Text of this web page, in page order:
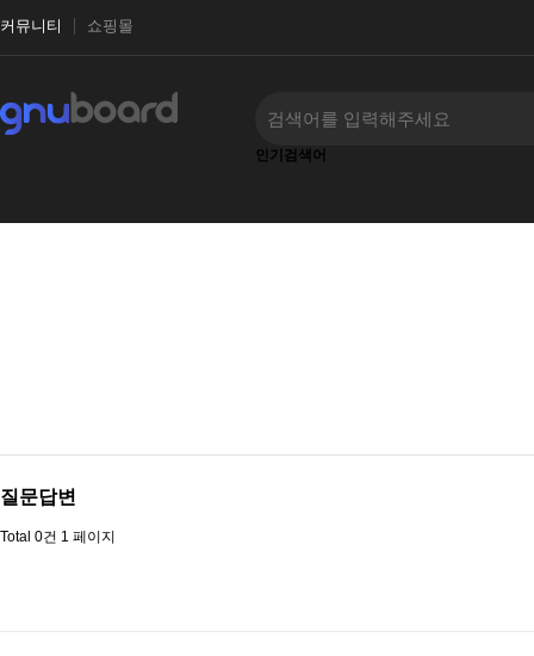
커뮤니티 쇼핑몰
인기검색어
질문답변
Total 0건 1 페이지